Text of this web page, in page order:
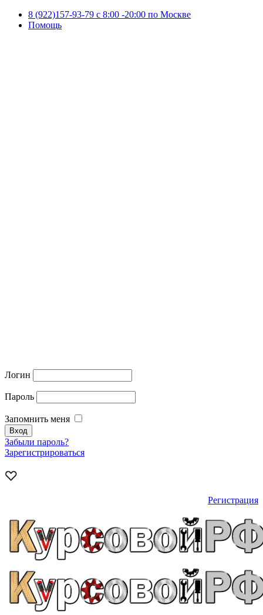
8 (922)157-93-79 c 8:00 -20:00 по Москве
Помощь
Логин
Пароль
Запомнить меня
Забыли пароль?
Зарегистрироваться
Регистрация